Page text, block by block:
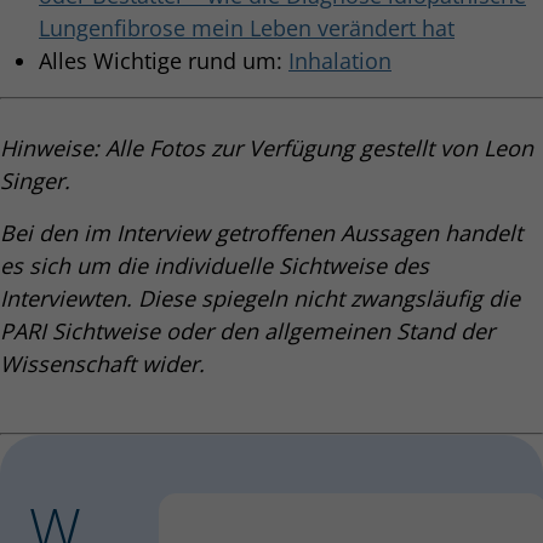
Lungenfibrose mein Leben verändert hat
Alles Wichtige rund um: Inhalation
Hinweise: Alle Fotos zur Verfügung gestellt von Leon
Singer.
Bei den im Interview getroffenen Aussagen handelt
es sich um die individuelle Sichtweise des
Interviewten. Diese spiegeln nicht zwangsläufig die
PARI Sichtweise oder den allgemeinen Stand der
Wissenschaft wider.